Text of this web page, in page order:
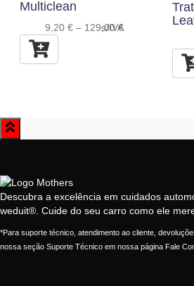
Multiclean
9,20 € – 129,00€
s/IVA
Descubra a excelência em cuidados
weduit®. Cuide do seu carro como ele
*Para suporte técnico, atendimento ao cliente,
nossa seção Suporte Técnico em nossa página Fale